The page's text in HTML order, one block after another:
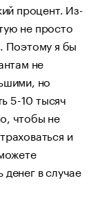
процент. Из-
не просто
Поэтому я бы
не
но
5-10 тысяч
чтобы не
и
в случае